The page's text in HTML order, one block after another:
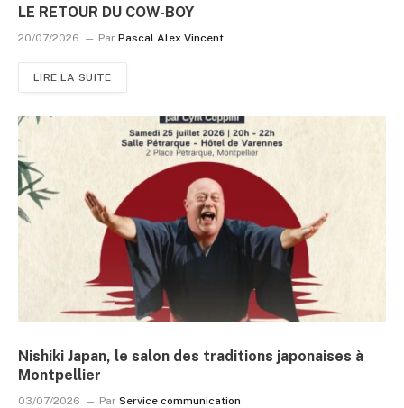
LE RETOUR DU COW-BOY
20/07/2026 Par Pascal Alex Vincent
LIRE LA SUITE
Nishiki Japan, le salon des traditions japonaises à
Montpellier
03/07/2026 Par Service communication